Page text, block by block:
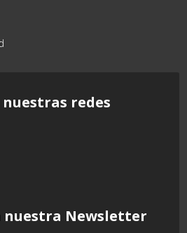
nuestras redes
nuestra Newsletter